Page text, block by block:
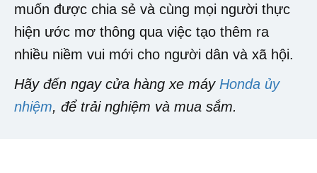
muốn được chia sẻ và cùng mọi người thực
hiện ước mơ thông qua việc tạo thêm ra
nhiều niềm vui mới cho người dân và xã hội.
Hãy đến ngay cửa hàng xe máyHonda ủy
nhiệm, để trải nghiệm và mua sắm.